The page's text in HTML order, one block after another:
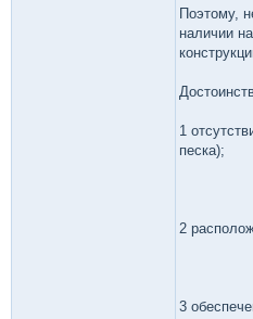
Поэтому,
наличии
1
песка);
2
3